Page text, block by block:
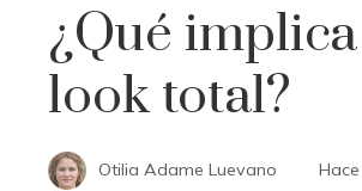
¿Qué
look total?
Otilia Adame Luevano